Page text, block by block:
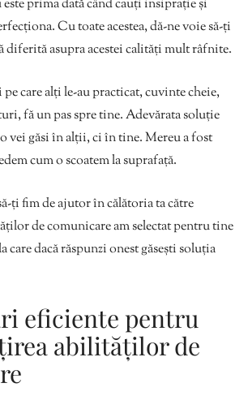
prima dată când cauți insiprație și
Cu toate acestea, dă-ne voie să-ți
diferită asupra acestei calități mult râfnite.
care alți le-au practicat, cuvinte cheie,
fă un pas spre tine. Adevărata soluție
vei găsi în alții, ci în tine. Mereu a fost
cum o scoatem la suprafață.
ți fim de ajutor în călătoria ta către
de comunicare am selectat pentru tine
care dacă răspunzi onest găsești soluția
eficiente pentru
abilităților de